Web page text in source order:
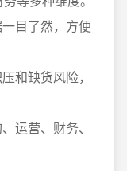
目了然，方便
和缺货风险，
运营、财务、